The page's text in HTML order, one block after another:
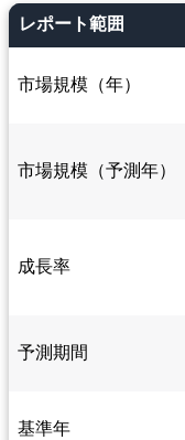
レポート範囲
市場規模（年）
市場規模（予測年）
成長率
予測期間
基準年